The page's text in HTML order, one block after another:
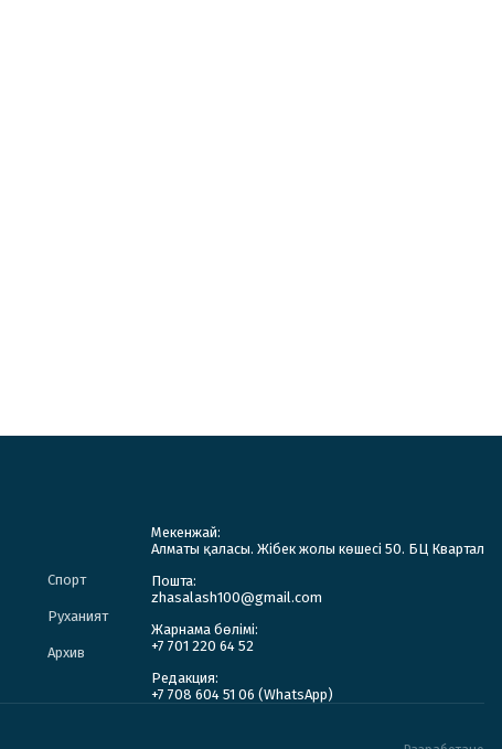
Спорт
Руханият
Архив
Мекенжай:
Алматы қаласы. Жібек жолы көшесі 50. БЦ Квартал
Пошта:
zhasalash100@gmail.com
Жарнама бөлімі:
+7 701 220 64 52
Редакция:
+7 708 604 51 06 (WhatsApp)